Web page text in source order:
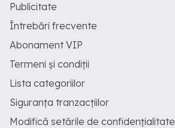
Publicitate
Întrebări frecvente
Abonament VIP
Termeni și condiții
Lista categoriilor
Siguranța tranzacțiilor
Modifică setările de confidențialitate